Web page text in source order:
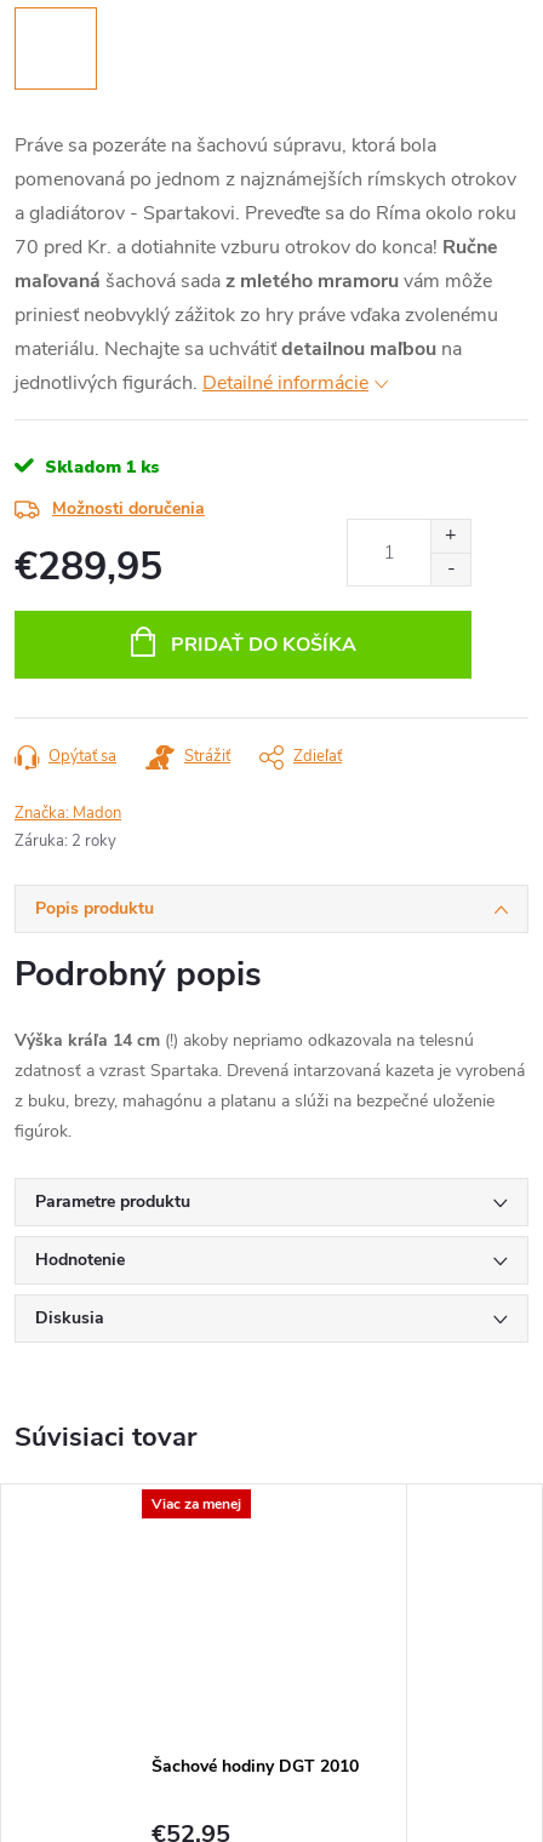
Práve sa pozeráte na šachovú súpravu, ktorá bola
pomenovaná po jednom z najznámejších rímskych otrokov
a gladiátorov - Spartakovi. Preveďte sa do Ríma okolo roku
70 pred Kr. a dotiahnite vzburu otrokov do konca! Ručne
maľovaná šachová sadaz mletého mramoruvám môže
priniesť neobvyklý zážitok zo hry práve vďaka zvolenému
materiálu. Nechajte sa uchvátiťdetailnou maľbou na
jednotlivých figurách. Detailné informácie
Skladom 1 ks
Možnosti doručenia
€289,95
PRIDAŤ DO KOŠÍKA
Opýtať sa Strážiť Zdieľať
Značka: Madon
Záruka: 2 roky
Popis produktu
Podrobný popis
Výška kráľa 14 cm (!) akoby nepriamo odkazovala na telesnú
zdatnosť a vzrast Spartaka. Drevená intarzovaná kazeta je vyrobená
z buku, brezy, mahagónu a platanu a slúži na bezpečné uloženie
figúrok.
Parametre produktu
Hodnotenie
Diskusia
Súvisiaci tovar
Viac za menej
Šachové hodiny DGT 2010
€52,95